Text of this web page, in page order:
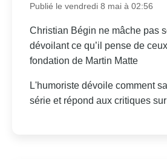
Publié le vendredi 8 mai à 02:56
Christian Bégin ne mâche pas
dévoilant ce qu’il pense de
fondation de Martin Matte
L'humoriste dévoile comment
série et répond aux critiques